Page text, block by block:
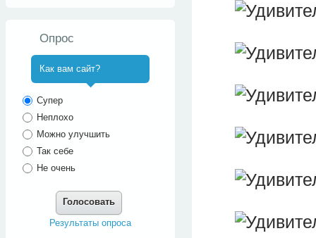
Опрос
Как вам сайт?
Супер
Неплохо
Можно улучшить
Так себе
Не очень
Голосовать
Результаты опроса